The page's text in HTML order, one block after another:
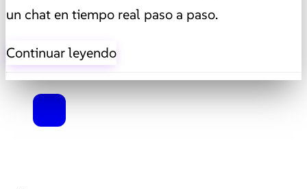
un chat en tiempo real paso a paso.
Continuar leyendo